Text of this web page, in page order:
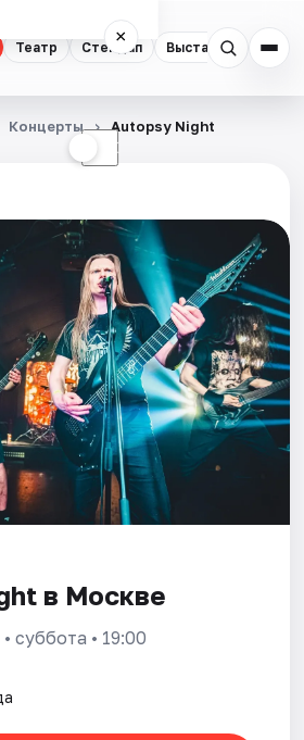
Театр Стендап Выставки
×
☾
Концерты Autopsy Night
в Москве
• суббота • 19:00